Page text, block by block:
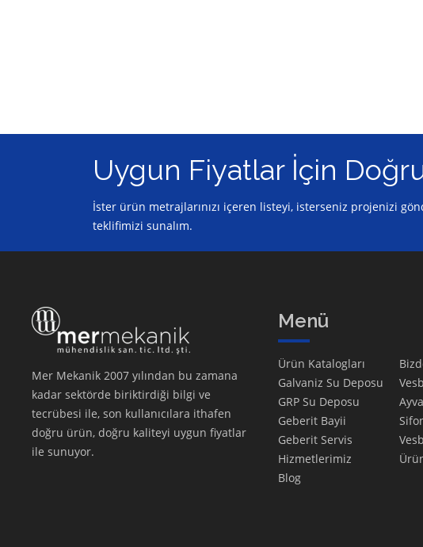
Uygun Fiyatlar İçin
İster ürün metrajlarınızı içeren listeyi, isterseniz projenizi
teklifimizi sunalım.
Mer Mekanik 2007 yılından bu zamana
kadar sektörde biriktirdiği bilgi ve
tecrübesi ile, son kullanıcılara ithafen
doğru ürün, doğru kaliteyi uygun fiyatlar
ile sunuyor.
Menü
Ürün Katalogları
Galvaniz Su Deposu
GRP Su Deposu
Geberit Bayii
Geberit Servis
Hizmetlerimiz
Blog